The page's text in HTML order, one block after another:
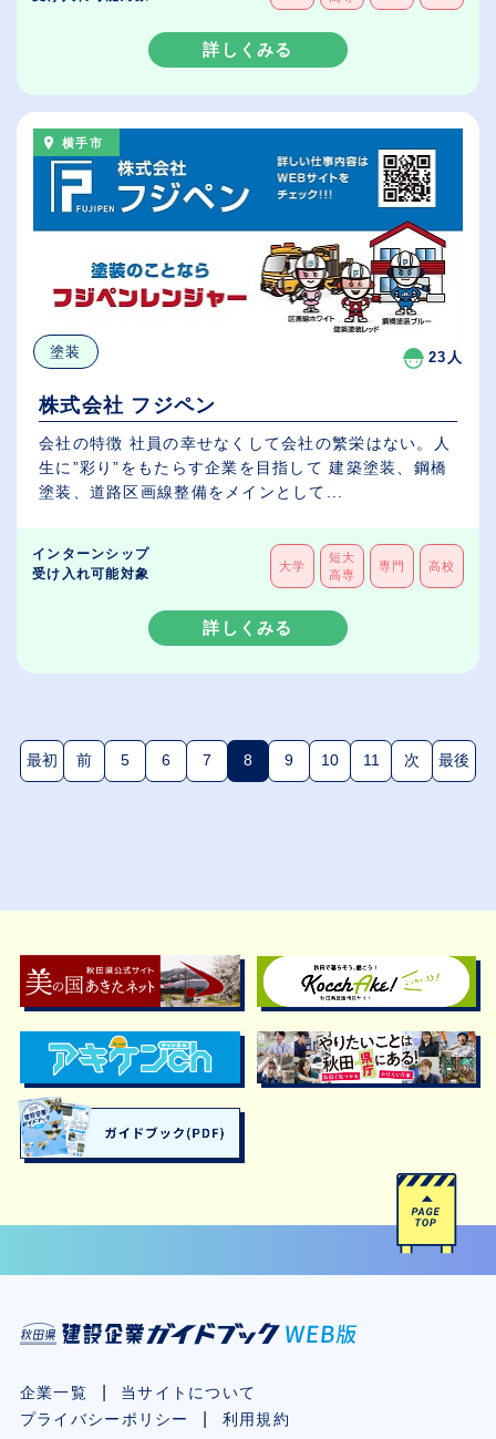
詳しくみる
横手市
塗装 23人
株式会社 フジペン
会社の特徴 社員の幸せなくして会社の繁栄はない。人
生に”彩り”をもたらす企業を目指して 建築塗装、鋼橋
塗装、道路区画線整備をメインとして...
インターンシップ
受け入れ可能対象
大学
短大
高専
専門 高校
詳しくみる
最初 前 5 6 7 8(現在のページ)
9 10 11 次 最後
企業一覧
当サイトについて
プライバシーポリシー
利用規約